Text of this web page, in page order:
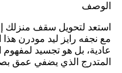
الوصف
​استعد لتحويل سقف منزلك
مع نجفه رايز ليد مودرن
عادية، بل هو تجسيد لمفهوم
المتدرج الذي يضفي عمق